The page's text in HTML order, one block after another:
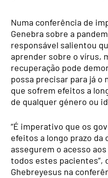
Numa conferência de
Genebra sobre a
responsável salientou
aprender sobre o vírus,
recuperação pode
possa precisar para já o
que sofrem efeitos a
de qualquer género ou
“É imperativo que os
efeitos a longo prazo da
assegurem o acesso
todos estes pacientes”,
Ghebreyesus na